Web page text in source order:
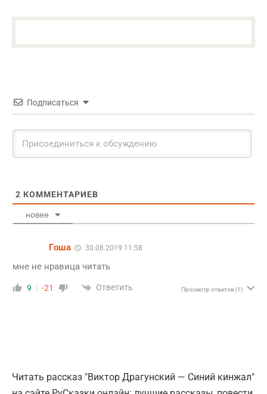
Подписаться
2 КОММЕНТАРИЕВ
новее
Гоша 30.08.2019 11:58
мне не нравица читать
9 -21 Ответить Просмотр ответов (1)
Читать рассказ "Виктор Драгунский — Синий кинжал"